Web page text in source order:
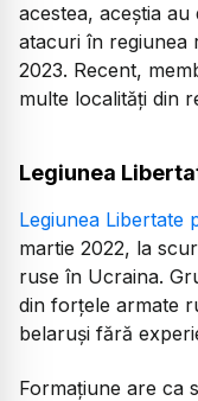
acestea, aceștia
atacuri în regiunea
2023. Recent,
multe localități din
Legiunea
Legiunea Libertate
martie 2022, la
ruse în Ucraina.
din forţele armate
belaruşi fără
Formaţiune are ca